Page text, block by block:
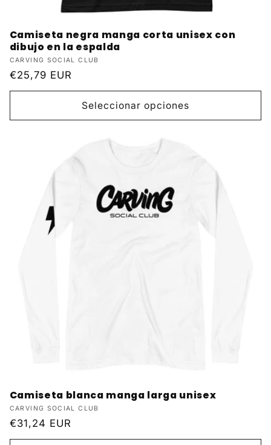
Camiseta negra manga corta unisex con
dibujo en la espalda
Proveedor:
CARVING SOCIAL CLUB
Precio
habitual
€25,79 EUR
Seleccionar opciones
Camiseta blanca manga larga unisex
Proveedor:
CARVING SOCIAL CLUB
Precio
habitual
€31,24 EUR